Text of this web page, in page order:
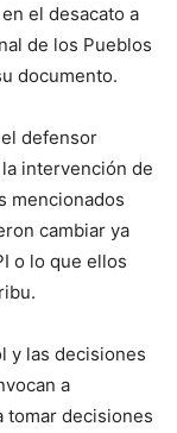
el desacato a
de los Pueblos
documento.
defensor
intervención de
mencionados
cambiar ya
o lo que ellos
y las decisiones
a
tomar decisiones